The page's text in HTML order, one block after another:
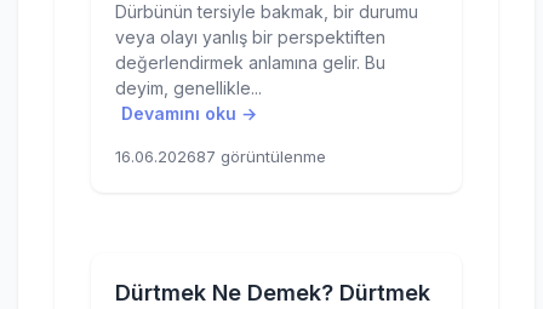
Dürbünün tersiyle bakmak, bir durumu
veya olayı yanlış bir perspektiften
değerlendirmek anlamına gelir. Bu
deyim, genellikle...
Devamını oku →
16.06.202687 görüntülenme
Dürtmek Ne Demek? Dürtmek